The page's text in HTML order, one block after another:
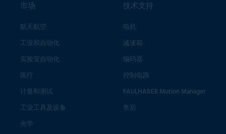
市场
航天航空
工业和自动化
实验室自动化
医疗
计量和测试
工业工具及设备
光学
技术支持
电机
减速箱
编码器
控制电路
FAULHABER Motion Manager
售后